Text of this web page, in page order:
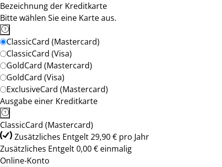
Bezeichnung der Kreditkarte
Bitte wählen Sie eine Karte aus.
ClassicCard (Mastercard)
ClassicCard (Visa)
GoldCard (Mastercard)
GoldCard (Visa)
ExclusiveCard (Mastercard)
Ausgabe einer Kreditkarte
ClassicCard (Mastercard)
Zusätzliches Entgelt 29,90 € pro Jahr
Zusätzliches Entgelt 0,00 € einmalig
Online-Konto